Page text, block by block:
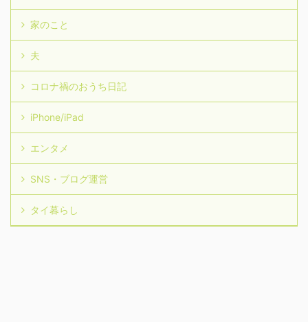
家のこと
夫
コロナ禍のおうち日記
iPhone/iPad
エンタメ
SNS・ブログ運営
タイ暮らし